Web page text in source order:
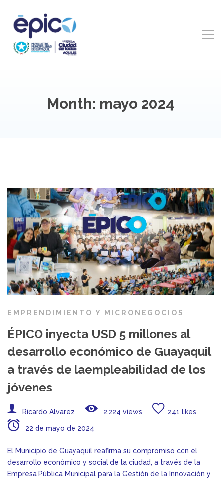
Month: mayo 2024
EMPRENDIMIENTO Y MICRONEGOCIOS
ÉPICO inyecta USD 5 millones al
desarrollo económico de Guayaquil
a través de laempleabilidad de los
jóvenes
Ricardo Alvarez 2.224 views 241 likes
22 de mayo de 2024
El Municipio de Guayaquil reafirma su compromiso con el
desarrollo económico y social de la ciudad, a través de la
Empresa Pública Municipal para la Gestión de la Innovación y